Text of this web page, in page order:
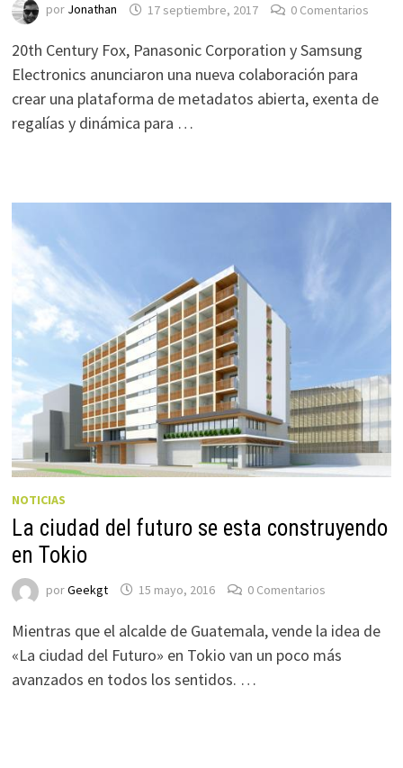
por Jonathan 17 septiembre, 2017 0 Comentarios
20th Century Fox, Panasonic Corporation y Samsung
Electronics anunciaron una nueva colaboración para
crear una plataforma de metadatos abierta, exenta de
regalías y dinámica para …
NOTICIAS
La ciudad del futuro se esta construyendo
en Tokio
porGeekgt 15 mayo, 2016 0 Comentarios
Mientras que el alcalde de Guatemala, vende la idea de
«La ciudad del Futuro» en Tokio van un poco más
avanzados en todos los sentidos. …